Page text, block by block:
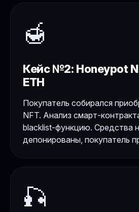
🍯
Кейс №2: Honeypot
ETH
Покупатель собирался
NFT. Анализ смарт-
blacklist-функцию. Средства
депонированы, покупатель
🎣